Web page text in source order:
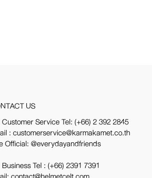
US
Customer Service Tel:(+66) 2 392 2845
: customerservice@karmakamet.co.th
Official:@everydayandfriends
Tel :(+66) 2391 7391